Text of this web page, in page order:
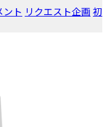
ント リクエスト企画 初